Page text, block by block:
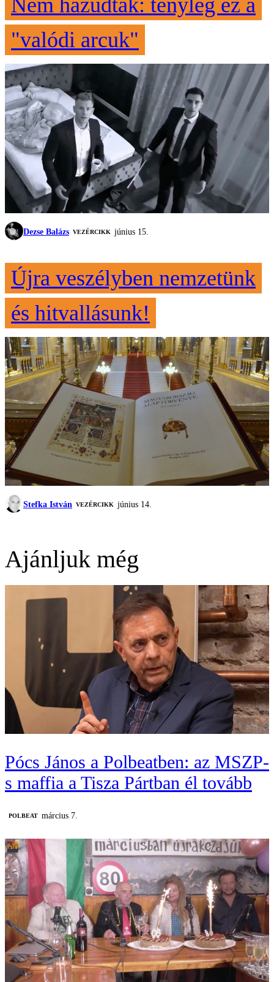
Nem hazudtak: tényleg ez a
"valódi arcuk"
Dezse Balázs VEZÉRCIKK június 15.
Újra veszélyben nemzetünk
és hitvallásunk!
Stefka István VEZÉRCIKK június 14.
Ajánljuk még
Pócs János a Polbeatben: az MSZP-
s maffia a Tisza Pártban él tovább
‎POLBEAT március 7.